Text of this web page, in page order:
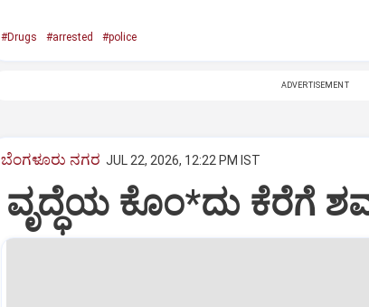
#Drugs #arrested #police
ADVERTISEMENT
ಬೆಂಗಳೂರು ನಗರ JUL 22, 2026, 12:22 PM IST
ವೃದ್ಧೆಯ ಕೊಂ*ದು ಕೆರೆಗೆ